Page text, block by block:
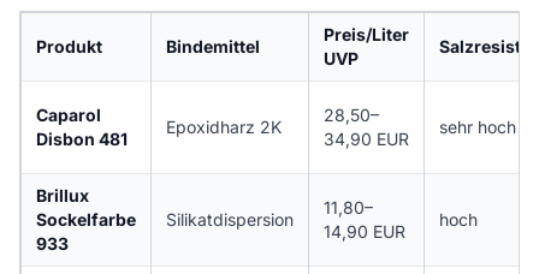
Produkt Bindemittel
Preis/Liter
UVP
Caparol
Disbon 481
Epoxidharz 2K
28,50–
34,90 EUR
sehr hoch
Brillux
Sockelfarbe
933
Silikatdispersion
11,80–
14,90 EUR
hoch